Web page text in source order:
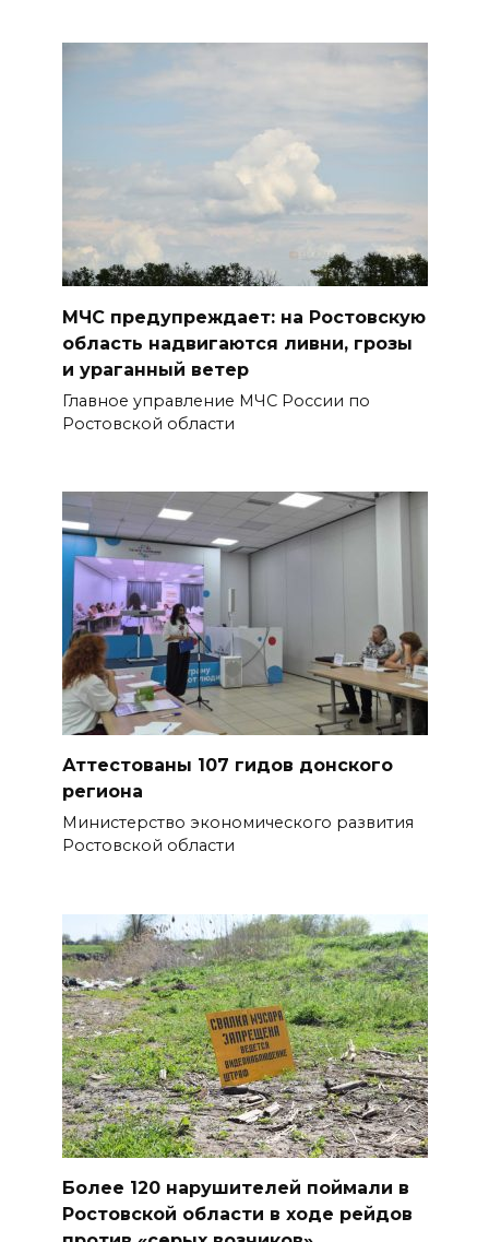
МЧС предупреждает: на Ростовскую
область надвигаются ливни, грозы
и ураганный ветер
Главное управление МЧС России по
Ростовской области
Аттестованы 107 гидов донского
региона
Министерство экономического развития
Ростовской области
Более 120 нарушителей поймали в
Ростовской области в ходе рейдов